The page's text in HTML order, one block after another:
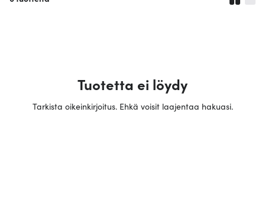
Tuotetta ei löydy
Tarkista oikeinkirjoitus. Ehkä voisit laajentaa hakuasi.